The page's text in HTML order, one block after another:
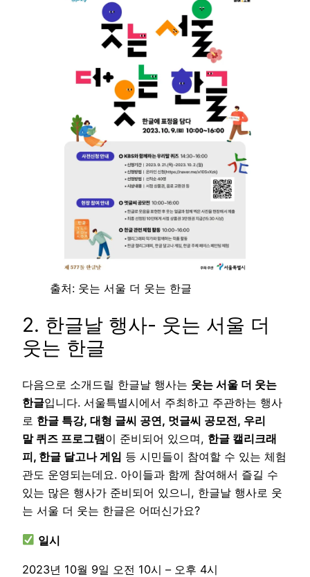
출처: 웃는 서울 더 웃는 한글
2. 한글날 행사- 웃는 서울 더
웃는 한글
다음으로 소개드릴 한글날 행사는 웃는 서울 더 웃는
한글입니다. 서울특별시에서 주최하고 주관하는 행사
로 한글 특강, 대형 글씨 공연, 멋글씨 공모전, 우리
말 퀴즈 프로그램이 준비되어 있으며, 한글 캘리크래
피, 한글 달고나 게임 등 시민들이 참여할 수 있는 체험
관도 운영되는데요. 아이들과 함께 참여해서 즐길 수
있는 많은 행사가 준비되어 있으니, 한글날 행사로 웃
는 서울 더 웃는 한글은 어떠신가요?
일시
2023년 10월 9일 오전 10시 – 오후 4시